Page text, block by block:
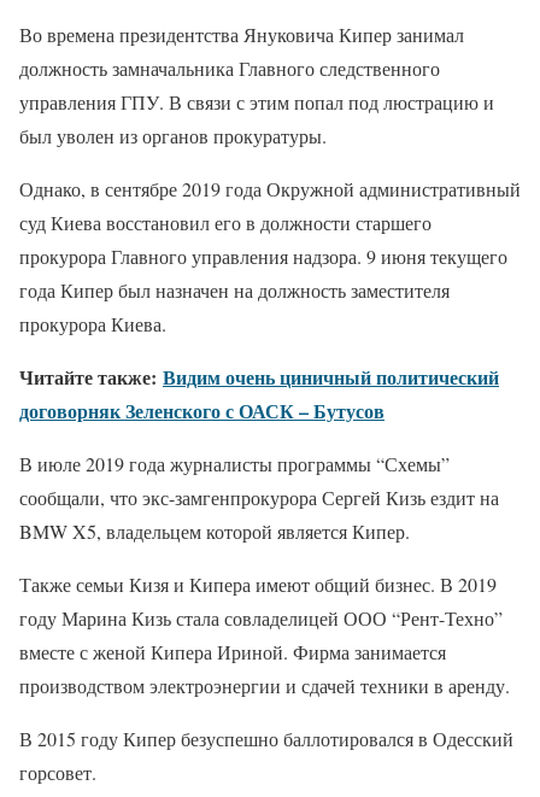
Во времена президентства Януковича Кипер занимал
должность замначальника Главного следственного
управления ГПУ. В связи с этим попал под люстрацию и
был уволен из органов прокуратуры.
Однако, в сентябре 2019 года Окружной административный
суд Киева восстановил его в должности старшего
прокурора Главного управления надзора. 9 июня текущего
года Кипер был назначен на должность заместителя
прокурора Киева.
Читайте также: Видим очень циничный политический
договорняк Зеленского с ОАСК – Бутусов
В июле 2019 года журналисты программы “Схемы”
сообщали, что экс-замгенпрокурора Сергей Кизь ездит на
BMW X5, владельцем которой является Кипер.
Также семьи Кизя и Кипера имеют общий бизнес. В 2019
году Марина Кизь стала совладелицей ООО “Рент-Техно”
вместе с женой Кипера Ириной. Фирма занимается
производством электроэнергии и сдачей техники в аренду.
В 2015 году Кипер безуспешно баллотировался в Одесский
горсовет.